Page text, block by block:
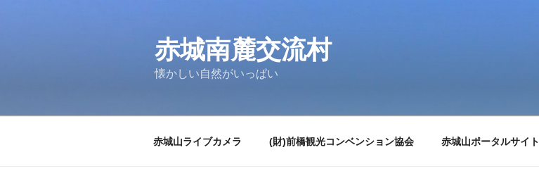
赤城南麓交流村
懐かしい自然がいっぱい
赤城山ライブカメラ (財)前橋観光コンベンション協会 赤城山ポータルサイト